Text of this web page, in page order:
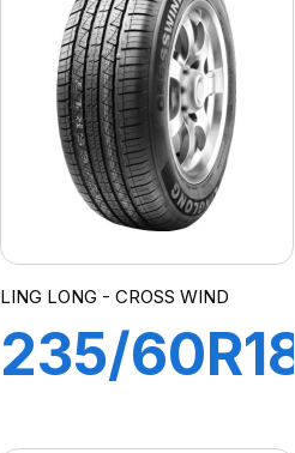
WIND 4X4
(HP)
LING LONG - CROSS WIND
235/60R18